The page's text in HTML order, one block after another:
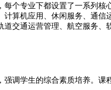
每个专业下都设置了一系列
计算机应用、休闲服务、通
交通运营管理、航空服务
调学生的综合素质培养。课